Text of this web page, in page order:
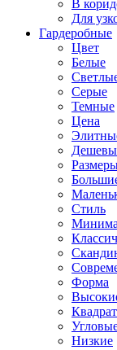
В
Для
Гардеробные
Цвет
Белые
Серые
Темные
Цена
Стиль
Форма
Низкие